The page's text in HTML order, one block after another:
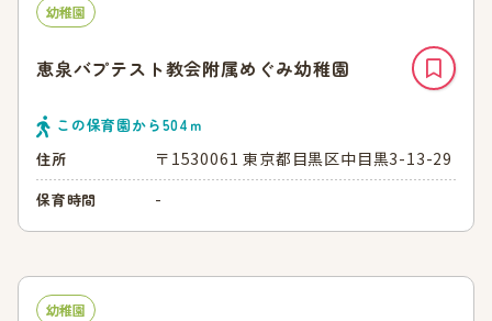
幼稚園
恵泉バプテスト教会附属めぐみ幼稚園
この保育園から504 ｍ
住所
〒1530061 東京都目黒区中目黒3-13-29
保育時間 -
幼稚園